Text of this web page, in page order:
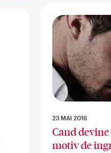
23 MAI 2016
Cand
motiv de